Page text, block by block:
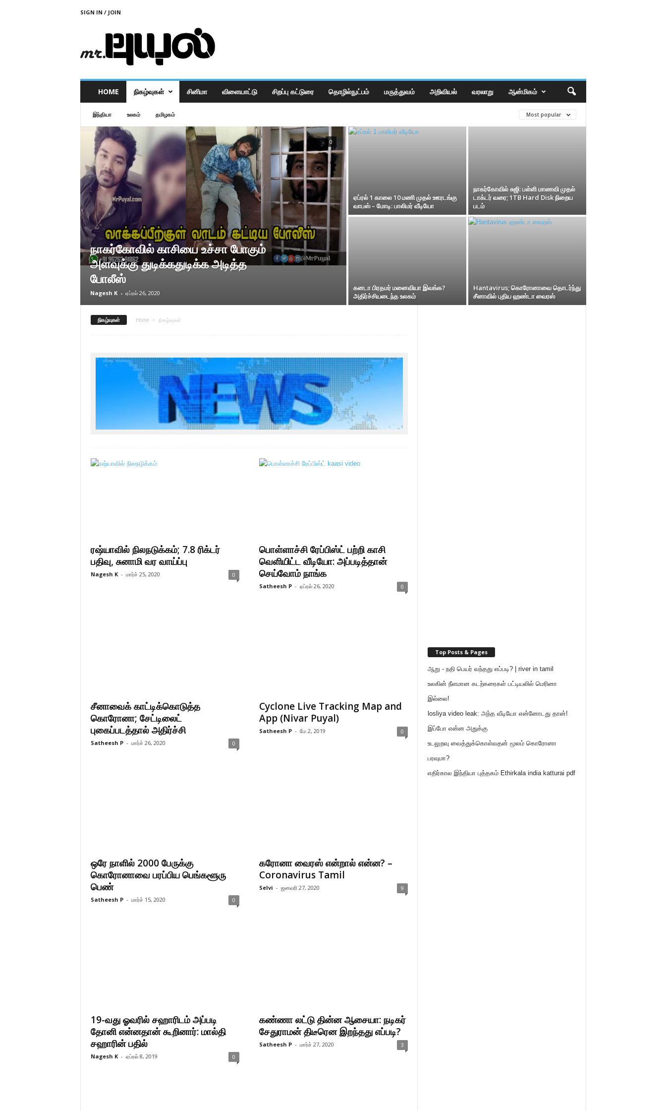
SIGN IN / JOIN
u
HOME நிகழ்வுகள் சினிமா விளையாட்டு சிறப்பு கட்டுரை தொழில்நுட்பம் மருத்துவம் அறிவியல் வரலாறு ஆன்மிகம்
இந்தியா உலகம் தமிழகம் Most popular
நாகர்கோவில் காசியை உச்சா போகும்
அளவுக்கு துடிக்கதுடிக்க அடித்த
போலீஸ்
Nagesh K - ஏப்ரல் 26, 2020
0
ஏப்ரல் 1 காலை 10 மணி முதல் ஊரடங்கு
வாபஸ் – மோடி: பாலிமர் வீடியோ
நாகர்கோவில் சுஜி: பள்ளி மாணவி முதல்
டாக்டர் வரை; 1TB Hard Disk நிறைய
படம்
கனடா பிரதமர் மனைவியா இவங்க?
அதிர்ச்சியடைந்த உலகம்
Hantavirus; கொரோனாவை தொடர்ந்து
சீனாவில் புதிய ஹண்டா வைரஸ்
நிகழ்வுகள் Home நிகழ்வுகள்
ரஷ்யாவில் நிலநடுக்கம்; 7.8 ரிக்டர்
பதிவு, சுனாமி வர வாய்ப்பு
Nagesh K - மார்ச் 25, 2020 0
பொள்ளாச்சி ரேப்பிஸ்ட் பற்றி காசி
வெளியிட்ட வீடியோ: அப்படித்தான்
செய்வோம் நாங்க
Satheesh P - ஏப்ரல் 26, 2020 0
சீனாவைக் காட்டிக்கொடுத்த
கொரோனா; சேட்டிலைட்
புகைப்படத்தால் அதிர்ச்சி
Satheesh P - மார்ச் 26, 2020 0
Cyclone Live Tracking Map and
App (Nivar Puyal)
Satheesh P - மே 2, 2019 0
ஒரே நாளில் 2000 பேருக்கு
கொரோனாவை பரப்பிய பெங்களூரு
பெண்
Satheesh P - மார்ச் 15, 2020 0
கரோனா வைரஸ் என்றால் என்ன? –
Coronavirus Tamil
Selvi - ஜனவரி 27, 2020 9
19-வது ஓவரில் சஹாரிடம் அப்படி
தோனி என்னதான் கூறினார்: மால்தி
சஹாரின் பதில்
Nagesh K - ஏப்ரல் 8, 2019 0
கண்ணா லட்டு தின்ன ஆசையா: நடிகர்
சேதுராமன் திடீரென இறந்தது எப்படி?
Satheesh P - மார்ச் 27, 2020 3
Top Posts & Pages
ஆறு - நதி பெயர் வந்தது எப்படி? | river in tamil
உலகின் நீளமான கடற்கரைகள் பட்டியலில் மெரினா
இல்லை!
losliya video leak: அந்த வீடியோ என்னோடது தான்!
இப்போ என்ன அதுக்கு
உடலுறவு வைத்துக்கொள்வதன் மூலம் கொரோனா
பரவுமா?
எதிர்கால இந்தியா புத்தகம் Ethirkala india katturai pdf